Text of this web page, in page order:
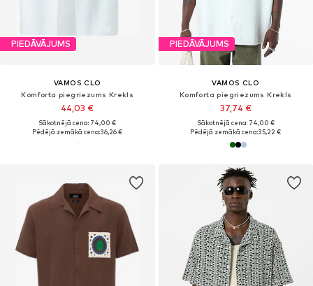
PIEDĀVĀJUMS
VAMOS CLO
Komforta piegriezums Krekls
44,03 €
Sākotnējā cena: 74,00 €
Pēdējā zemākā cena:36,26 €
PIEDĀVĀJUMS
VAMOS CLO
Komforta piegriezums Krekls
37,74 €
Sākotnējā cena: 74,00 €
Pēdējā zemākā cena:35,22 €